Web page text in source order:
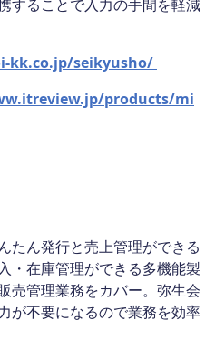
することで入力の手間を軽減
kk.co.jp/seikyusho/
products/mi
たん発行と売上管理ができる
・在庫管理ができる多機能製
売管理業務をカバー。弥生会
が不要になるので業務を効率